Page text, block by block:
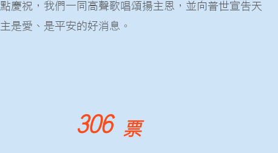
點慶祝，我們一同高聲歌唱頌揚主恩，並向普世宣告天
主是愛、是平安的好消息。
306 票